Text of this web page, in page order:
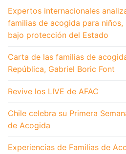
Historia
Conócenos
Integra tu familia
Calendario
Preguntas Frecuentes
Biblioteca Virtual
Haz tu donación
Noticias
Noticias
Experiencias de Familias
Contacto
Expertos internacionales
familias de acogida para
bajo protección del Estado
Carta de las familias de
República, Gabriel Boric Font
Revive los LIVE de AFAC
Chile celebra su Primera
de Acogida
Experiencias de Familias de